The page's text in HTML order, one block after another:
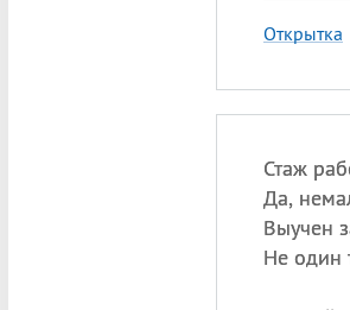
Открытка
Стаж
Да,
Выучен
Не один